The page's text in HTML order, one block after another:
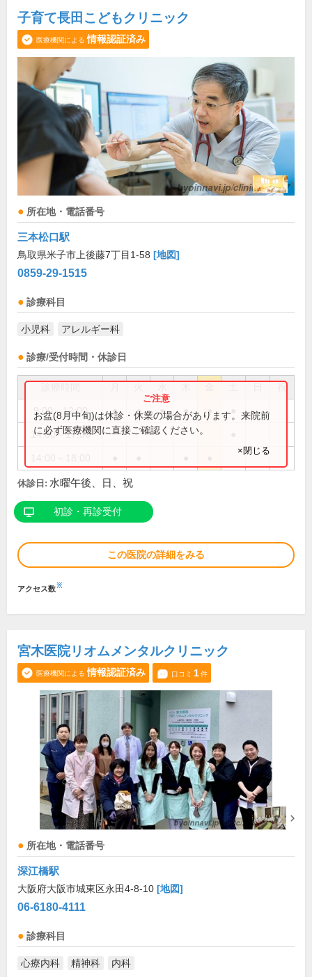
子育て長田こどもクリニック
医療機関による 情報認証済み
所在地・電話番号
三本松口駅
鳥取県米子市上後藤7丁目1-58 [地図]
0859-29-1515
診療科目
小児科 アレルギー科
診療/受付時間・休診日
祝
9:00～12:00 ● ● ● ● ●
14:00～17:00
お盆(8月中旬)は休診・休業の場合があります。来院前
に必ず医療機関に直接ご確認ください。
×閉じる
休診日: 水曜午後、日、祝
初診・再診受付
この医院の詳細をみる
アクセス数※
宮木医院リオムメンタルクリニック
医療機関による 情報認証済み 口コミ 1件
所在地・電話番号
深江橋駅
大阪府大阪市城東区永田4-8-10 [地図]
06-6180-4111
診療科目
心療内科 精神科 内科